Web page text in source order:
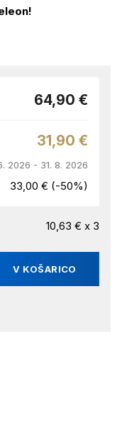
64,90 €
31,90 €
2026 - 31. 8. 2026
33,00 € (-50%)
10,63 € x 3
V KOŠARICO